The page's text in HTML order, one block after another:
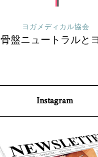
ヨガメディカル協会
骨盤ニュートラルと
Instagram